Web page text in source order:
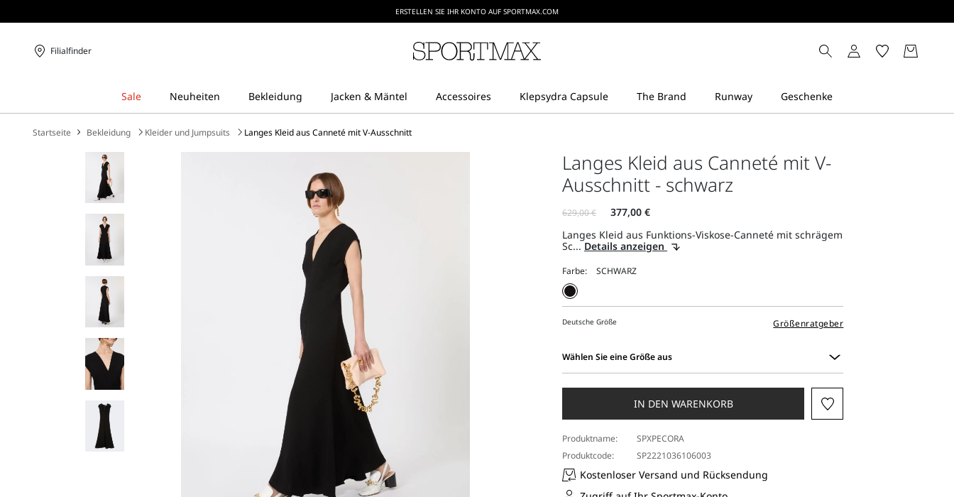
ERSTELLEN SIE IHR KONTO AUF SPORTMAX.COM
Filialfinder
Startseite Bekleidung Kleider und Jumpsuits Langes Kleid aus Canneté mit V-Ausschnitt
Langes Kleid aus Canneté mit V-
Ausschnitt - schwarz
Langes Kleid aus Funktions-Viskose-Canneté mit schrägem
Sc...Details anzeigen
Farbe:
Deutsche Größe Größenratgeber
Wählen Sie eine Größe aus
Sie
aus
IN DEN WARENKORB
Produktname:
SPXPECORA
Produktcode:
SP2221036106003
Kostenloser Versand und Rücksendung